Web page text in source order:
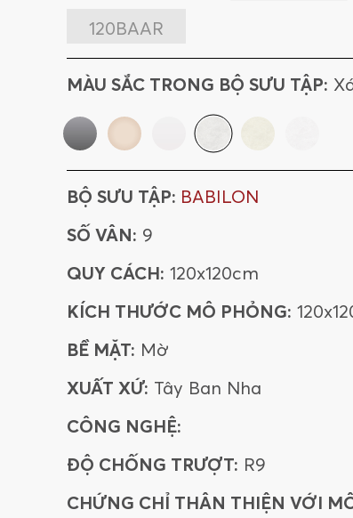
120BAAR
MÀU SẮC TRONG BỘ SƯU TẬP:
BỘ SƯU TẬP: BABILON
SỐ VÂN: 9
QUY CÁCH: 120x120cm
KÍCH THƯỚC MÔ PHỎNG:
BỀ MẶT: Mờ
XUẤT XỨ: Tây Ban Nha
CÔNG NGHỆ:
ĐỘ CHỐNG TRƯỢT: R9
CHỨNG CHỈ THÂN THIỆN VỚI